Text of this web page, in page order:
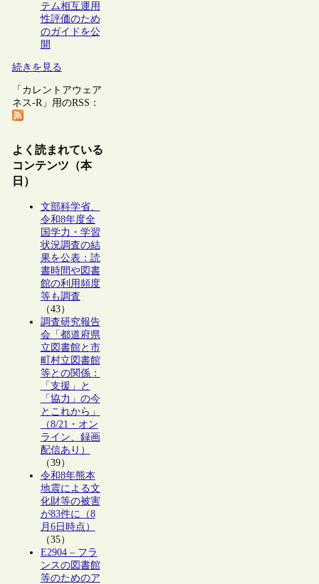
テム相互運用
性評価のため
のガイドを公
開
続きを見る
「カレントアウェア
ネス-R」用のRSS：
よく読まれている
コンテンツ（本
日）
文部科学省、
令和8年度全
国学力・学習
状況調査の結
果を公表：読
書時間や図書
館の利用頻度
等も調査
（43）
調査研究報告
会「都道府県
立図書館と市
町村立図書館
等との関係：
「支援」と
「協力」の今
とこれから」
（8/21・オン
ライン、録画
配信あり）
（39）
令和8年熊本
地震による文
化財等の被害
が83件に（8
月6日時点）
（35）
E2904 – フラ
ンスの図書館
等のためのア